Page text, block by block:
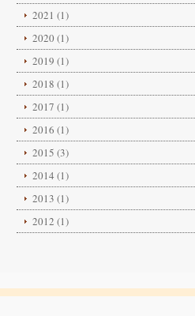
2021 (1)
2020 (1)
2019 (1)
2018 (1)
2017 (1)
2016 (1)
2015 (3)
2014 (1)
2013 (1)
2012 (1)